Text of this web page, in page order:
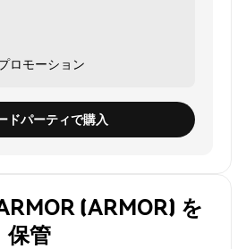
ロモーション
ドパーティで購入
(ARMOR) を
保管